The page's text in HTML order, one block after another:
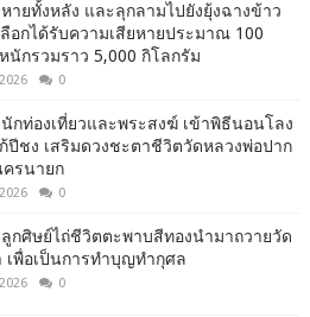
ายทั้งหลัง และลุกลามไปยังยุ้งฉางข้าว
อกได้รับความเสียหายประมาณ 100
นักรวมราว 5,000 กิโลกรัม
0
กท่องเที่ยวและพระสงฆ์ เข้าพิธีนอนโลง
ปีชง เสริมดวงชะตาชีวิตวัดหลวงพ่อปาก
ครนายก
0
กศิษย์ไถ่ชีวิตตะพาบสีทองนำมาถวายวัด
พื่อเป็นการทำบุญทำกุศล
0